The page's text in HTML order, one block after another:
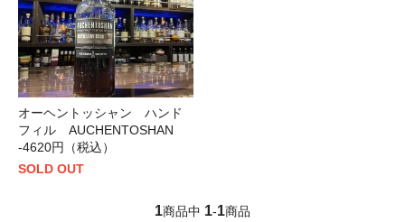
オーヘントッシャン ハンド
フィル AUCHENTOSHAN
-4620円（税込）
SOLD OUT
1商品中 1-1商品